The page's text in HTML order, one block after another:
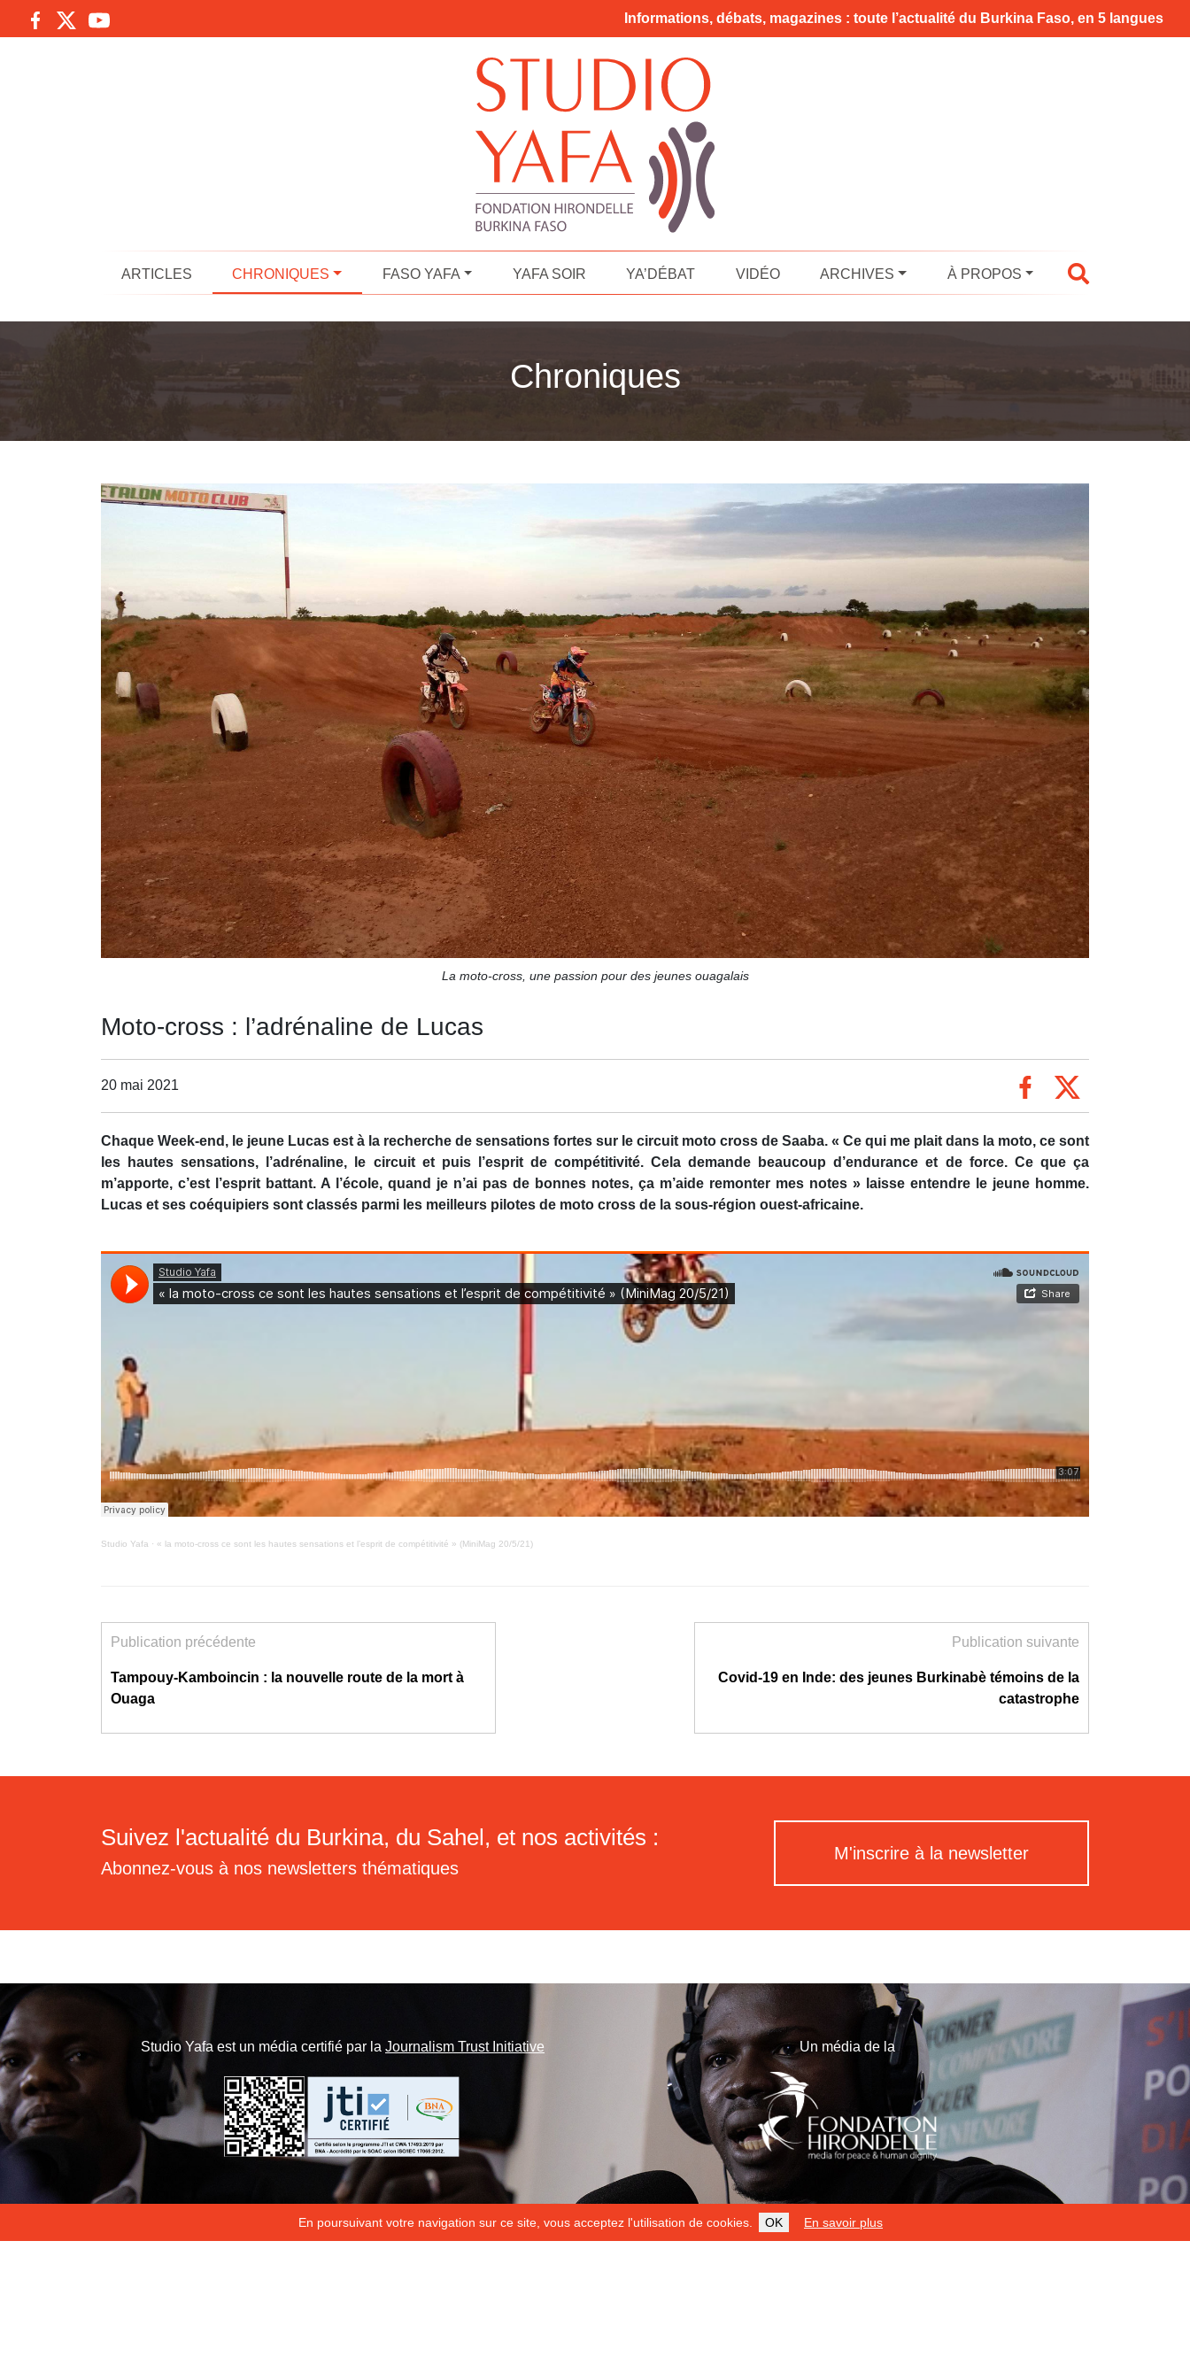
En poursuivant votre navigation sur ce site, vous acceptez l'utilisation de cookies. OK En savoir plus
Informations, débats, magazines : toute l’actualité du Burkina Faso, en 5 langues
ARTICLES CHRONIQUES FASO YAFA YAFA SOIR YA’DÉBAT VIDÉO ARCHIVES À PROPOS
Chroniques
La moto-cross, une passion pour des jeunes ouagalais
Moto-cross : l’adrénaline de Lucas
20 mai 2021
Chaque Week-end, le jeune Lucas est à la recherche de sensations fortes sur le circuit moto cross de Saaba. « Ce qui me plait dans la moto, ce sont
les hautes sensations, l’adrénaline, le circuit et puis l’esprit de compétitivité. Cela demande beaucoup d’endurance et de force. Ce que ça
m’apporte, c’est l’esprit battant. A l’école, quand je n’ai pas de bonnes notes, ça m’aide remonter mes notes » laisse entendre le jeune homme.
Lucas et ses coéquipiers sont classés parmi les meilleurs pilotes de moto cross de la sous-région ouest-africaine.
Studio Yafa · « la moto-cross ce sont les hautes sensations et l’esprit de compétitivité » (MiniMag 20/5/21)
Publication précédente
Tampouy-Kamboincin : la nouvelle route de la mort à
Ouaga
Publication suivante
Covid-19 en Inde: des jeunes Burkinabè témoins de la
catastrophe
Suivez l'actualité du Burkina, du Sahel, et nos activités :
Abonnez-vous à nos newsletters thématiques
M'inscrire à la newsletter
Studio Yafa est un média certifié par la Journalism Trust Initiative Un média de la
ILS NOUS SOUTIENNENT